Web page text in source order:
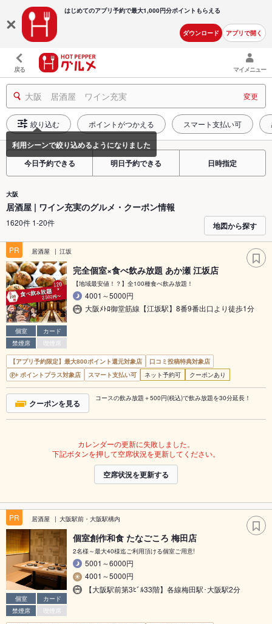
はじめてのアプリ予約で最大1,000円分ポイントもらえる
ダウンロード アプリで開く
戻る マイメニュー
大阪 居酒屋 ワイン充実 変更
絞り込む ポイントがつかえる スマート支払い可
今日予約できる 明日予約できる 日時指定
大阪
居酒屋 | ワイン充実のグルメ・クーポン情報
1620件 1-20件 地図から探す
PR 居酒屋 江坂
個室
カード
禁煙席
喫煙席
完全個室×食べ飲み放題 あか瀬 江坂店
【地域最安値！？】全100種食べ飲み放題！
4001～5000円
大阪ﾒﾄﾛ御堂筋線【江坂駅】8番9番出口より徒歩1分
【アプリ予約限定】最大800ポイント還元対象店
口コミ投稿特典対象店
ポイントプラス対象店
スマート支払い可 ネット予約可 クーポンあり
クーポンを見る コースの飲み放題＋500円(税込)で飲み放題を30分延長！
カレンダーの更新に失敗しました。
下記ボタンを押して空席状況を更新してください。
空席状況を更新する
PR 居酒屋 大阪駅前・大阪駅構内
個室
カード
禁煙席
喫煙席
個室創作和食 たなごころ 梅田店
2名様～最大40様迄ご利用頂ける個室ご用意!
5001～6000円
4001～5000円
【大阪駅前第3ﾋﾞﾙ33階】各線梅田駅･大阪駅2分